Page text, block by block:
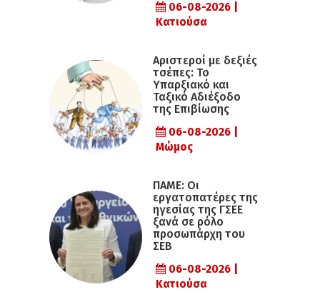
06-08-2026 |
Κατιούσα
Αριστεροί με δεξιές
τσέπες: Το
Υπαρξιακό και
Ταξικό Αδιέξοδο
της Επιβίωσης
06-08-2026 |
Μώμος
ΠΑΜΕ: Οι
εργατοπατέρες της
ηγεσίας της ΓΣΕΕ
ξανά σε ρόλο
προσωπάρχη του
ΣΕΒ
06-08-2026 |
Κατιούσα